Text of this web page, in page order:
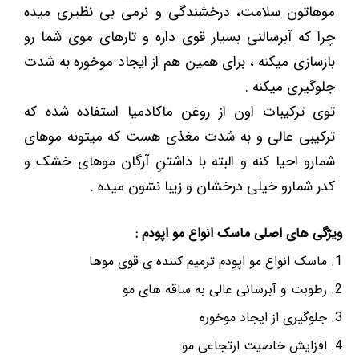
موهاتون سلامت، درخشندگی و نرمی بی نظیری میده
چرا که آبرسالنی بسیار قوی داره و تارهای موی شما رو
بازسازی میکنه ، برای همین هم از ایجاد موخوره به شدت
جلوگیری میکنه .
توی ترکیبات اون از روغن ماکادمیا استفاده شده که
ترکیبی عالی و به شدت مغذی هست که میتونه موهای
شمارو احیا کنه و البته با داشتنِ آرگان موهای خشک و
کدر شمارو خیلی درخشان و زیبا نشون میده .
ویژگی های اصلی ماسک انواع مو اپودم :
ماسک انواع مو اپودم ترمیم کننده ی قوی موها
رطوبت و آبرسانی عالی به ساقه های مو
جلوگیری از ایجاد موخوره
افزایش خاصیت ارتجاعی مو